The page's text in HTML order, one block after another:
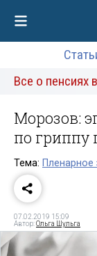
Все о пенсиях
Морозов:
по гриппу
Тема:
07.02.2019 15:09
Автор:Ольга Шульга